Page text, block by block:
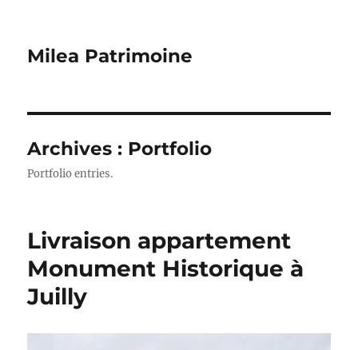
Milea Patrimoine
Archives : Portfolio
Portfolio entries.
Livraison appartement
Monument Historique à
Juilly